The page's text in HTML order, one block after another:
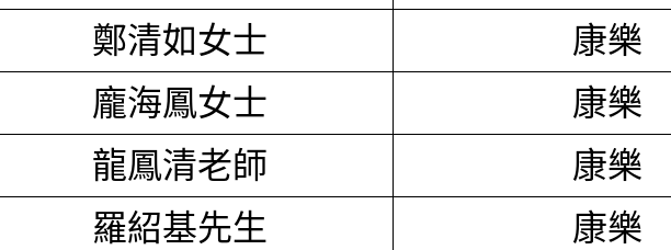
鄭清如女士
康樂
龐海鳳女士
康樂
龍鳳清老師
康樂
羅紹基先生
康樂